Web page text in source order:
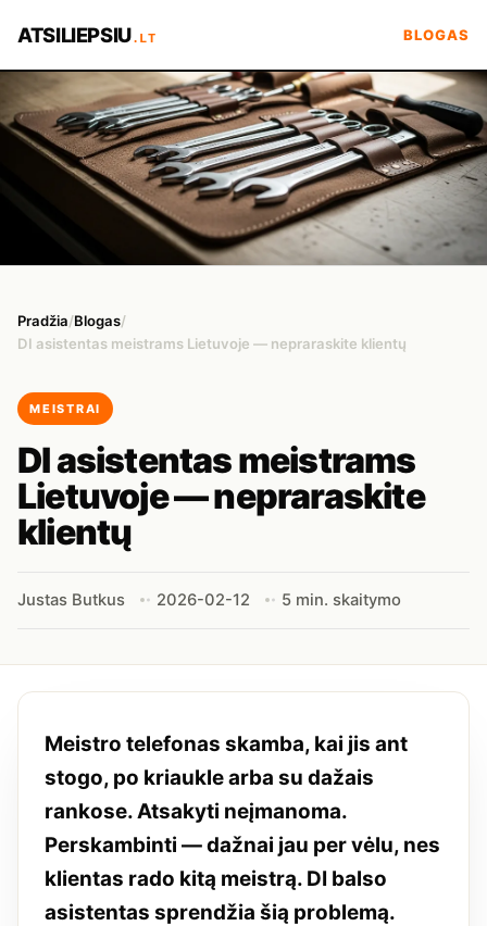
ATSILIEPSIU.LT BLOGAS
Pradžia/Blogas/
DI asistentas meistrams Lietuvoje — nepraraskite klientų
MEISTRAI
DI asistentas meistrams
Lietuvoje — nepraraskite
klientų
Justas Butkus 2026-02-12 5 min. skaitymo
Meistro telefonas skamba, kai jis ant
stogo, po kriaukle arba su dažais
rankose. Atsakyti neįmanoma.
Perskambinti — dažnai jau per vėlu, nes
klientas rado kitą meistrą. DI balso
asistentas sprendžia šią problemą.